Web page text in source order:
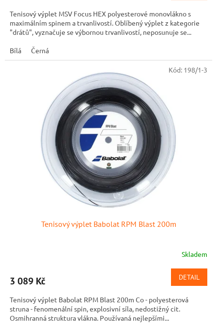
z
5
hvězdiček.
Tenisový výplet MSV Focus HEX polyesterové monovlákno s
maximálním spinem a trvanlivostí. Oblíbený výplet z kategorie
"drátů", vyznačuje se výbornou trvanlivostí, neposunuje se...
Bílá Černá
Tenisový výplet Babolat RPM Blast 200m
Skladem
3 089 Kč DETAIL
Tenisový výplet Babolat RPM Blast 200m Co - polyesterová
struna - fenomenální spin, explosivní síla, nedostižný cit.
Osmihranná struktura vlákna. Používaná nejlepšími...
Kód: 198/1-3